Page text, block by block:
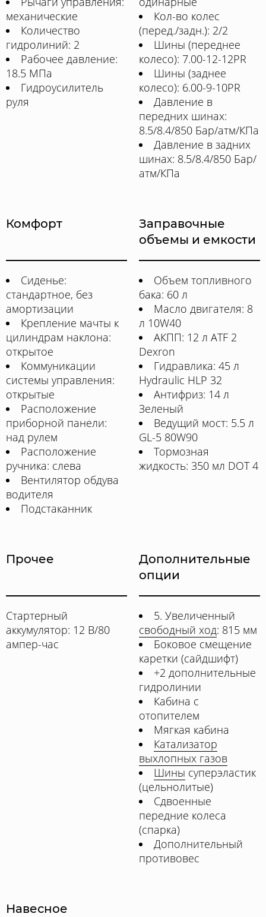
механические
Количество
гидролиний: 2
Рабочее давление:
18.5 МПа
Гидроусилитель
руля
Кол-во колес
(перед./задн.): 2/2
Шины (переднее
колесо): 7.00-12-12PR
Шины (заднее
колесо): 6.00-9-10PR
Давление в
передних шинах:
8.5/8.4/850 Бар/атм/КПа
Давление в задних
шинах: 8.5/8.4/850 Бар/
атм/КПа
Комфорт
Сиденье:
стандартное, без
амортизации
Крепление мачты к
цилиндрам наклона:
открытое
Коммуникации
системы управления:
открытые
Расположение
приборной панели:
над рулем
Расположение
ручника: слева
Вентилятор обдува
водителя
Подстаканник
Заправочные
объемы и емкости
Объем топливного
бака: 60 л
Масло двигателя: 8
л 10W40
АКПП: 12 л ATF 2
Dexron
Гидравлика: 45 л
Hydraulic HLP 32
Антифриз: 14 л
Зеленый
Ведущий мост: 5.5 л
GL-5 80W90
Тормозная
жидкость: 350 мл DOT 4
Прочее
Стартерный
аккумулятор: 12 В/80
ампер-час
Дополнительные
опции
5. Увеличенный
свободный ход: 815 мм
Боковое смещение
каретки (сайдшифт)
+2 дополнительные
гидролинии
Кабина с
отопителем
Мягкая кабина
Катализатор
выхлопных газов
Шины суперэластик
(цельнолитые)
Сдвоенные
передние колеса
(спарка)
Дополнительный
противовес
Навесное